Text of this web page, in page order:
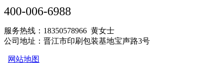
400-006-6988
服务热线：18350578966 黄女士
公司地址：晋江市印刷包装基地宝声路3号
网站地图